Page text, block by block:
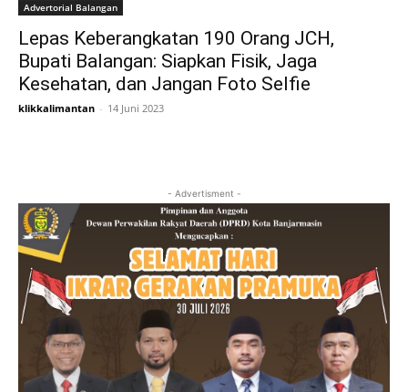
Advertorial Balangan
Lepas Keberangkatan 190 Orang JCH,
Bupati Balangan: Siapkan Fisik, Jaga
Kesehatan, dan Jangan Foto Selfie
klikkalimantan - 14 Juni 2023
- Advertisment -